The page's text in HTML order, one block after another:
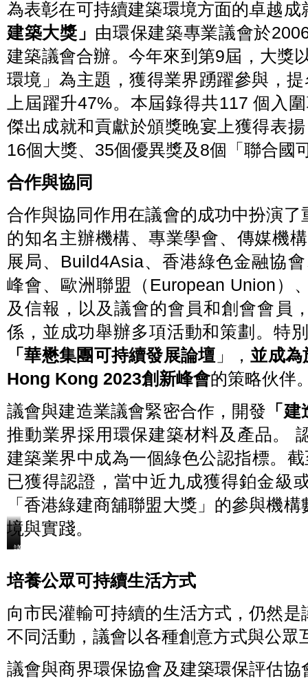
築
議
會
2023
年
6
月
推
《香
綠
建
築
會
建
築
環
境
氣
候
變
化
框
架》，
為
界
及
大
廈
業
主
提
供
踏
上
淨
之
路
的
用
參
9
月
推
出
的
「零
碳
就
緒
築
證」，
能
源
現
制
定
基
準、
設
定
碳
中
和
目
標，
及
為
項
目
申
請
綠
色
融
資
提
理
據。
初
發
布
了
全
港
首
份
《香
港
綠
色
建
議
會
建
築
物
節
能
改
造
指
南》，
引
領
業
升
有
建
築
的
能
源
效
益。
為表彰在可持續建築環境方面的卓越
建築大獎」 由環保建築專業議會於
建築議會合辦。今年來到第9屆，大獎
環境」為主題，獲得業界踴躍參與，
上屆躍升47%。本屆錄得共117 個入
傑出成就和貢獻於頒獎晚宴上獲得表
16個大獎、35個優異獎及8個「聯合國
合作與協同
合作與協同作用在議會的成功中扮演
的知名主辦機構、專業學會、傳媒機
展局、Build4Asia、香港綠色金融協
峰會、歐洲聯盟（European Union）
及信報，以及議會的會員和創會會員
係，並成功舉辦多項活動和策劃。特
「華懋集團可持續發展論壇 」， 並成為
Hong Kong 2023創新峰會的策略伙伴
議會與建造業議會緊密合作，開發 「
推動業界採用環保建築材料及產品。
建築業界中成為一個綠色公認指標。
已獲得認證，當中近九成獲得鉑金級
「香港綠建商舖聯盟大獎」的參與機
境與實踐。
議
協
辦
動
—
「華
懋
集
團
議
擔
任
耐
德
電
Innovation
Summit
議
在
亞
環
保
會
上
舉
培養公眾可持續生活方式
向市民灌輸可持續的生活方式，仍然
不同活動，議會以各種創意方式與公眾
議會與商界環保協會及建築環保評估